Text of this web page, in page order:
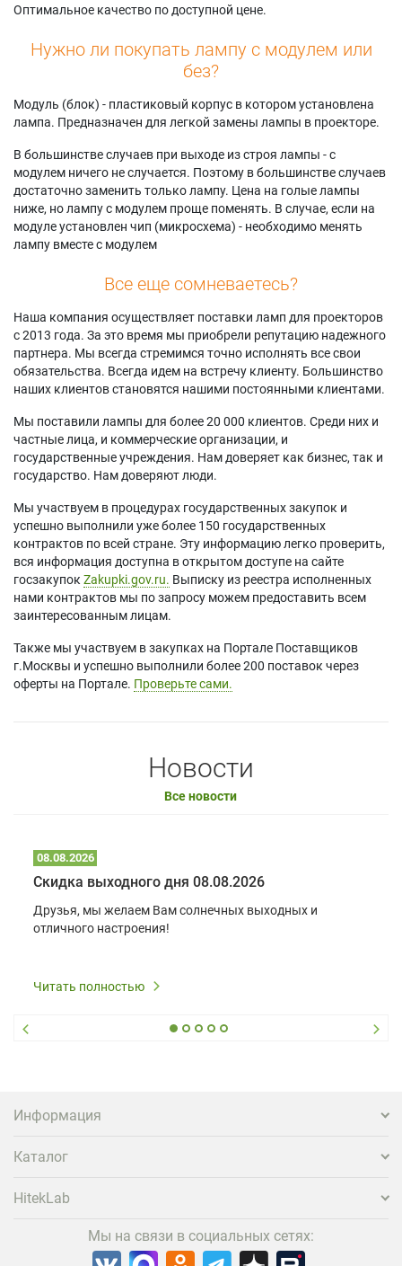
Оптимальное качество по доступной цене.
Нужно ли покупать лампу с модулем или
без?
Модуль (блок) - пластиковый корпус в котором установлена
лампа. Предназначен для легкой замены лампы в проекторе.
В большинстве случаев при выходе из строя лампы - с
модулем ничего не случается. Поэтому в большинстве случаев
достаточно заменить только лампу. Цена на голые лампы
ниже, но лампу с модулем проще поменять. В случае, если на
модуле установлен чип (микросхема) - необходимо менять
лампу вместе с модулем
Все еще сомневаетесь?
Наша компания осуществляет поставки ламп для проекторов
с 2013 года. За это время мы приобрели репутацию надежного
партнера. Мы всегда стремимся точно исполнять все свои
обязательства. Всегда идем на встречу клиенту. Большинство
наших клиентов становятся нашими постоянными клиентами.
Мы поставили лампы для более 20 000 клиентов. Среди них и
частные лица, и коммерческие организации, и
государственные учреждения. Нам доверяет как бизнес, так и
государство. Нам доверяют люди.
Мы участвуем в процедурах государственных закупок и
успешно выполнили уже более 150 государственных
контрактов по всей стране. Эту информацию легко проверить,
вся информация доступна в открытом доступе на сайте
госзакупок Zakupki.gov.ru. Выписку из реестра исполненных
нами контрактов мы по запросу можем предоставить всем
заинтересованным лицам.
Также мы участвуем в закупках на Портале Поставщиков
г.Москвы и успешно выполнили более 200 поставок через
оферты на Портале. Проверьте сами.
Новости
Все новости
08.08.2026
Скидка выходного дня 08.08.2026
Друзья, мы желаем Вам солнечных выходных и
отличного настроения!
Читать полностью
Информация
Каталог
HitekLab
Мы на связи в социальных сетях: